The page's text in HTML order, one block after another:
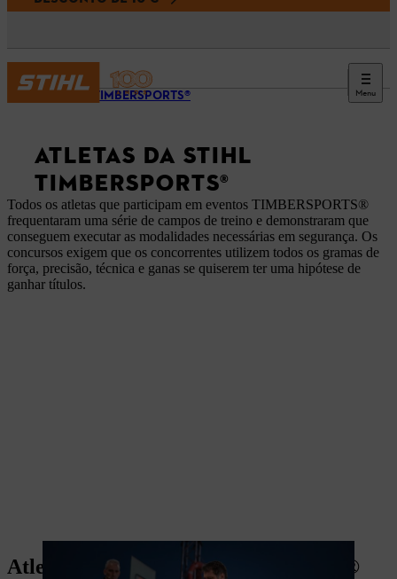
Menu
STIHL TIMBERSPORTS®
ATLETAS DA STIHL
TIMBERSPORTS®
Todos os atletas que participam em eventos TIMBERSPORTS®
frequentaram uma série de campos de treino e demonstraram que
conseguem executar as modalidades necessárias em segurança. Os
concursos exigem que os concorrentes utilizem todos os gramas de
força, precisão, técnica e ganas se quiserem ter uma hipótese de
ganhar títulos.
Atletas Da STIHL TIMBERSPORTS®